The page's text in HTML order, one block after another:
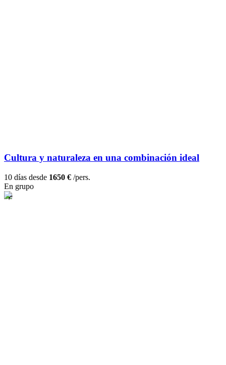
Cultura y naturaleza en una combinación ideal
10 días desde 1650 € /pers.
En grupo